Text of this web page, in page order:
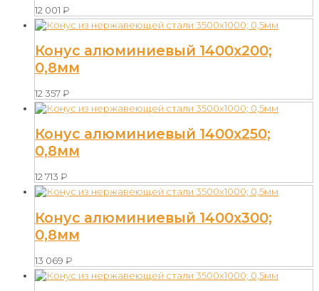
12 001 ₽
Конус алюминиевый 1400х200;
0,8мм
12 357₽
Конус алюминиевый 1400х250;
0,8мм
12 713 ₽
Конус алюминиевый 1400х300;
0,8мм
13 069 ₽